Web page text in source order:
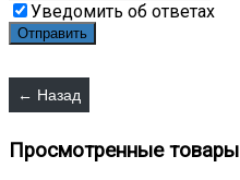
Уведомить об ответах
Просмотренные товары